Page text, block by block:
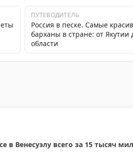
ПУТЕВОДИТЕЛЬ
Россия в песке. Самые
барханы в стране: от Якутии
области
в Венесуэлу всего за 15 тысяч